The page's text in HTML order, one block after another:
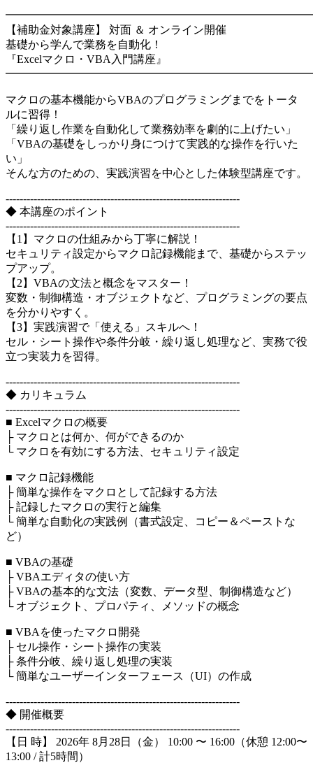
【補助金対象講座】 対面 ＆ オンライン開催
基礎から学んで業務を自動化！
『Excelマクロ・VBA入門講座』
マクロの基本機能からVBAのプログラミングまでをトータ
ルに習得！
「繰り返し作業を自動化して業務効率を劇的に上げたい」
「VBAの基礎をしっかり身につけて実践的な操作を行いた
い」
そんな方のための、実践演習を中心とした体験型講座です。
-------------------------------------------------------------------
◆ 本講座のポイント
-------------------------------------------------------------------
【1】マクロの仕組みから丁寧に解説！
セキュリティ設定からマクロ記録機能まで、基礎からステッ
プアップ。
【2】VBAの文法と概念をマスター！
変数・制御構造・オブジェクトなど、プログラミングの要点
を分かりやすく。
【3】実践演習で「使える」スキルへ！
セル・シート操作や条件分岐・繰り返し処理など、実務で役
立つ実装力を習得。
-------------------------------------------------------------------
◆ カリキュラム
-------------------------------------------------------------------
■ Excelマクロの概要
├ マクロとは何か、何ができるのか
└ マクロを有効にする方法、セキュリティ設定
■ マクロ記録機能
├ 簡単な操作をマクロとして記録する方法
├ 記録したマクロの実行と編集
└ 簡単な自動化の実践例（書式設定、コピー＆ペーストな
ど）
■ VBAの基礎
├ VBAエディタの使い方
├ VBAの基本的な文法（変数、データ型、制御構造など）
└ オブジェクト、プロパティ、メソッドの概念
■ VBAを使ったマクロ開発
├ セル操作・シート操作の実装
├ 条件分岐、繰り返し処理の実装
└ 簡単なユーザーインターフェース（UI）の作成
-------------------------------------------------------------------
◆ 開催概要
-------------------------------------------------------------------
【日 時】 2026年 8月28日（金） 10:00 〜 16:00（休憩 12:00〜
13:00 / 計5時間）